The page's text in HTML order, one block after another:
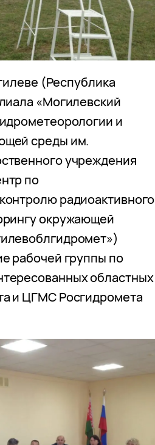
(Республика
«Могилевский
и
среды им.
учреждения
по
радиоактивного
окружающей
рабочей группы по
областных
и ЦГМС Росгидромета